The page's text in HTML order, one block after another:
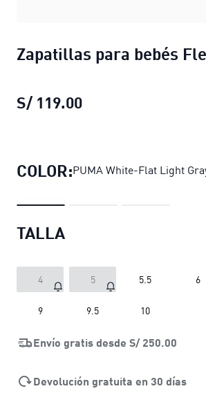
Zapatillas para bebés
S/ 119.00
COLOR:PUMA White-Flat Light
TALLA
4 5 5.5 6
9 9.5 10
Envío gratis desde S/ 250.00
Devolución gratuita en 30 días